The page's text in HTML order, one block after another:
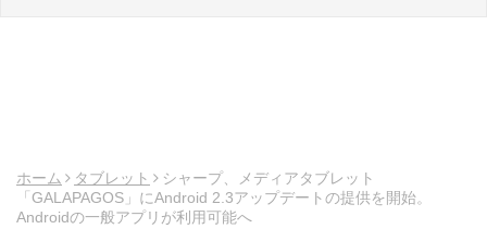
ホーム タブレット
シャープ、メディアタブレット
「GALAPAGOS」にAndroid 2.3アップデートの提供を開始。
Androidの一般アプリが利用可能へ